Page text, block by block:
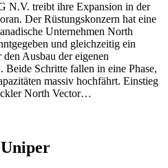
N.V. treibt ihre Expansion in der
Der Rüstungskonzern hat eine
Unternehmen North
und gleichzeitig ein
Ausbau der eigenen
Schritte fallen in eine Phase,
massiv hochfährt. Einstieg
North Vector…